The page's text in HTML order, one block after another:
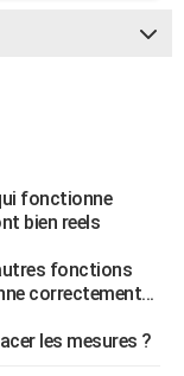
fonctionne
bien reels
fonctions
correctement...
les mesures ?